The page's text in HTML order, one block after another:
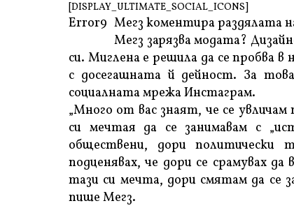
[DISPLAY_ULTIMATE_SOCIAL_ICONS]
Error9 Мегз коментира раздялата
Мегз зарязва модата?
си. Миглена е решила да се пробва
с досегашната й дейност. За
социалната мрежа Инстаграм.
„Много от вас знаят, че се
си мечтая да се занимавам с
обществени, дори
подценявах, че дори се срамувах
тази си мечта, дори смятам да се
пише Мегз.